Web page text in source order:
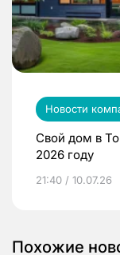
Новости
Свой дом в
2026 году
21:40 / 10.07.26
Похожие